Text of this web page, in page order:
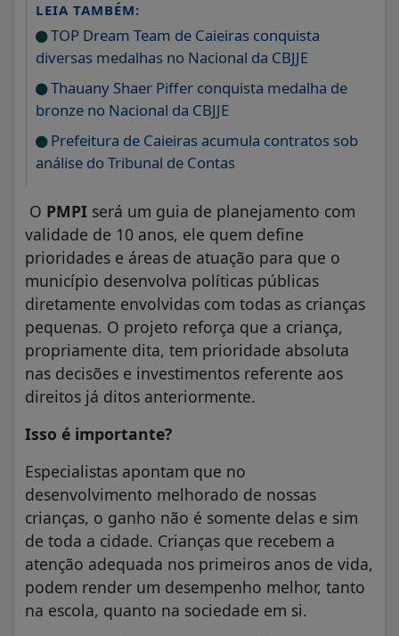
LEIA TAMBÉM:
TOP Dream Team de Caieiras conquista
diversas medalhas no Nacional da CBJJE
Thauany Shaer Piffer conquista medalha de
bronze no Nacional da CBJJE
Prefeitura de Caieiras acumula contratos sob
análise do Tribunal de Contas
O PMPI será um guia de planejamento com
validade de 10 anos, ele quem define
prioridades e áreas de atuação para que o
município desenvolva políticas públicas
diretamente envolvidas com todas as crianças
pequenas. O projeto reforça que a criança,
propriamente dita, tem prioridade absoluta
nas decisões e investimentos referente aos
direitos já ditos anteriormente.
Isso é importante?
Especialistas apontam que no
desenvolvimento melhorado de nossas
crianças, o ganho não é somente delas e sim
de toda a cidade. Crianças que recebem a
atenção adequada nos primeiros anos de vida,
podem render um desempenho melhor, tanto
na escola, quanto na sociedade em si.